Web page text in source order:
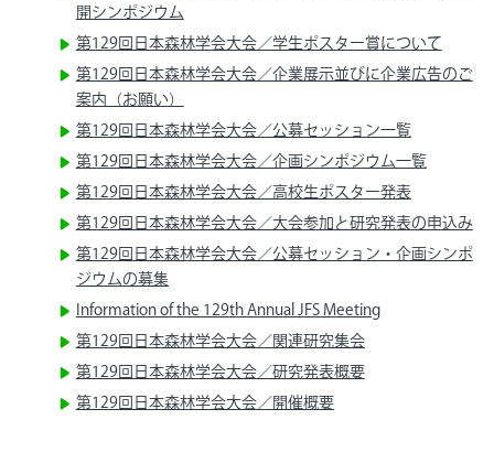
開シンポジウム
第129回日本森林学会大会／学生ポスター賞について
第129回日本森林学会大会／企業展示並びに企業広告のご
案内（お願い）
第129回日本森林学会大会／公募セッション一覧
第129回日本森林学会大会／企画シンポジウム一覧
第129回日本森林学会大会／高校生ポスター発表
第129回日本森林学会大会／大会参加と研究発表の申込み
第129回日本森林学会大会／公募セッション・企画シンポ
ジウムの募集
Information of the 129th Annual JFS Meeting
第129回日本森林学会大会／関連研究集会
第129回日本森林学会大会／研究発表概要
第129回日本森林学会大会／開催概要